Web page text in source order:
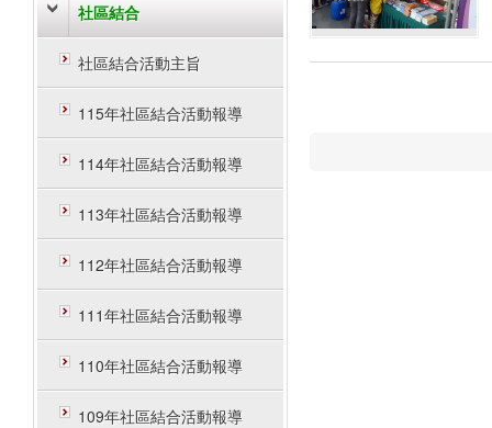
社區結合
社區結合活動主旨
115年社區結合活動報導
114年社區結合活動報導
113年社區結合活動報導
112年社區結合活動報導
111年社區結合活動報導
110年社區結合活動報導
109年社區結合活動報導